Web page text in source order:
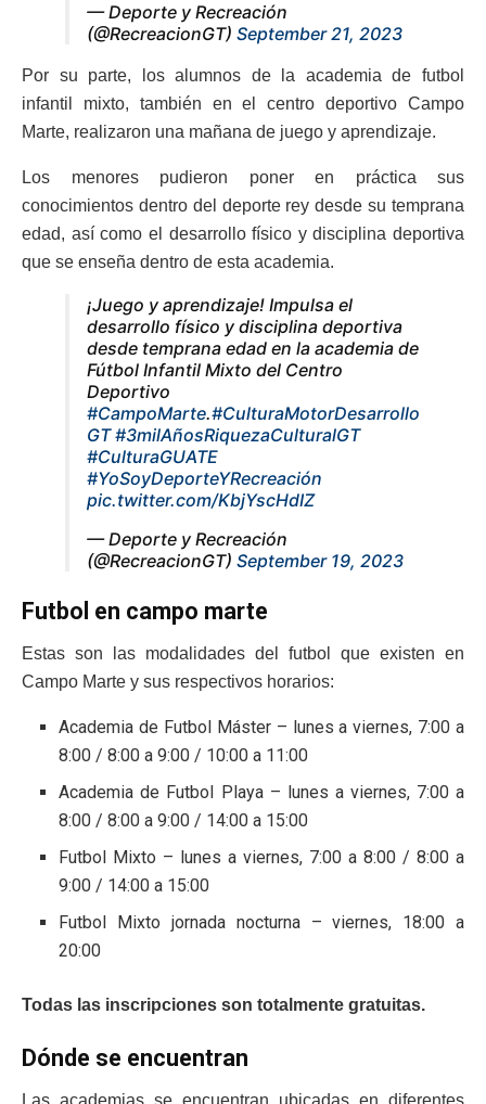
— Deporte y Recreación
(@RecreacionGT) September 21, 2023
Por su parte, los alumnos de la academia de futbol
infantil mixto, también en el centro deportivo Campo
Marte, realizaron una mañana de juego y aprendizaje.
Los menores pudieron poner en práctica sus
conocimientos dentro del deporte rey desde su temprana
edad, así como el desarrollo físico y disciplina deportiva
que se enseña dentro de esta academia.
¡Juego y aprendizaje! Impulsa el
desarrollo físico y disciplina deportiva
desde temprana edad en la academia de
Fútbol Infantil Mixto del Centro
Deportivo
#CampoMarte.#CulturaMotorDesarrollo
GT #3milAñosRiquezaCulturalGT
#CulturaGUATE
#YoSoyDeporteYRecreación
pic.twitter.com/KbjYscHdIZ
— Deporte y Recreación
(@RecreacionGT) September 19, 2023
Futbol en campo marte
Estas son las modalidades del futbol que existen en
Campo Marte y sus respectivos horarios:
Academia de Futbol Máster – lunes a viernes, 7:00 a
8:00 / 8:00 a 9:00 / 10:00 a 11:00
Academia de Futbol Playa – lunes a viernes, 7:00 a
8:00 / 8:00 a 9:00 / 14:00 a 15:00
Futbol Mixto – lunes a viernes, 7:00 a 8:00 / 8:00 a
9:00 / 14:00 a 15:00
Futbol Mixto jornada nocturna – viernes, 18:00 a
20:00
Todas las inscripciones son totalmente gratuitas.
Dónde se encuentran
Las academias se encuentran ubicadas en diferentes